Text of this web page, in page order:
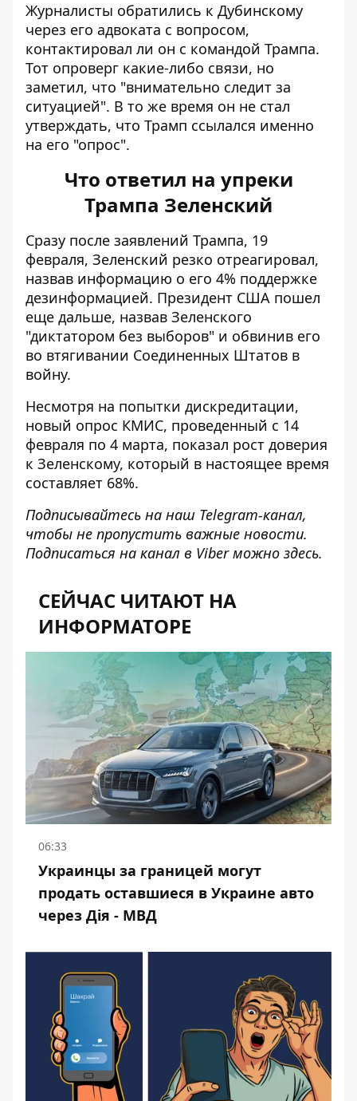
Журналисты обратились к Дубинскому
через его адвоката с вопросом,
контактировал ли он с командой Трампа.
Тот опроверг какие-либо связи, но
заметил, что "внимательно следит за
ситуацией". В то же время он не стал
утверждать, что Трамп ссылался именно
на его "опрос".
Что ответил на упреки
Трампа Зеленский
Сразу после заявлений Трампа, 19
февраля, Зеленский резко отреагировал,
назвав информацию о его 4% поддержке
дезинформацией. Президент США пошел
еще дальше, назвав Зеленского
"диктатором без выборов" и обвинив его
во втягивании Соединенных Штатов в
войну.
Несмотря на попытки дискредитации,
новый опрос КМИС, проведенный с 14
февраля по 4 марта, показал рост доверия
к Зеленскому, который в настоящее время
составляет 68%.
Подписывайтесь на наш Telegram-канал,
чтобы не пропустить важные новости.
Подписаться на канал в Viber можно здесь.
СЕЙЧАС ЧИТАЮТ НА
ИНФОРМАТОРЕ
06:33
Украинцы за границей могут
продать оставшиеся в Украине авто
через Дія - МВД